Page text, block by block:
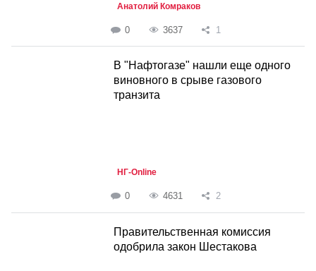
Анатолий Комраков
0 3637 1
В "Нафтогазе" нашли еще одного
виновного в срыве газового
транзита
НГ-Online
0 4631 2
Правительственная комиссия
одобрила закон Шестакова